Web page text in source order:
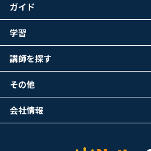
ガイド
学習
講師を探す
その他
会社情報